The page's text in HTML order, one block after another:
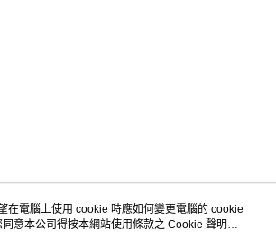
客戶服務
在電腦上使用 cookie 時應如何變更電腦的 cookie
意本公司得按本網站使用條款之 Cookie 聲明使